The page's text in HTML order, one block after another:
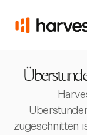
zugeschnitten